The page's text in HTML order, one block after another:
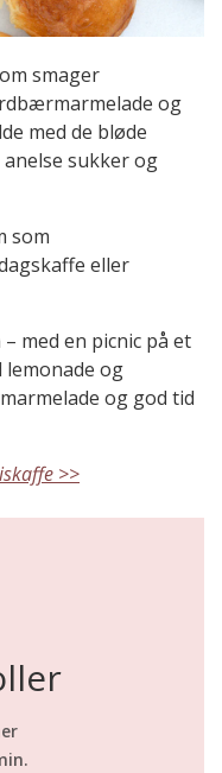
smager
og
med de bløde
sukker og
som
eller
med en picnic på et
og
og god tid
>>